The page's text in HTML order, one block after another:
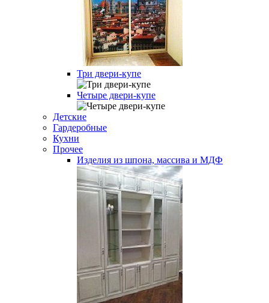
Три двери-купе
Четыре двери-купе
Детские
Гардеробные
Кухни
Прочее
Изделия из шпона, массива и МДФ